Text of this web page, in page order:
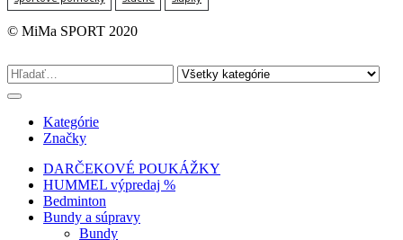
© MiMa SPORT 2020
Kategórie
Značky
DARČEKOVÉ POUKÁŽKY
HUMMEL výpredaj %
Bedminton
Bundy a súpravy
Bundy